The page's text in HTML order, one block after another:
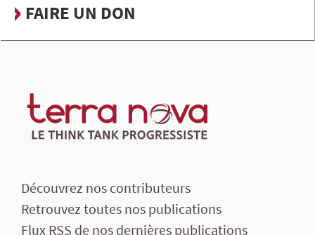
FAIRE UN DON
Découvrez nos contributeurs
Retrouvez toutes nos publications
Flux RSS de nos dernières publications